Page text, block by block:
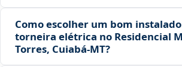
Como escolher um bom
torneira elétrica no Residencial
Torres, Cuiabá‑MT?